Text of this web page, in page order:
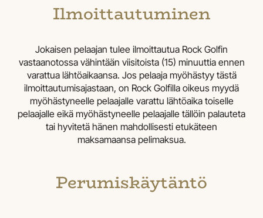
Ilmoittautuminen
Jokaisen pelaajan tulee ilmoittautua Rock Golfin
vastaanotossa vähintään viisitoista (15) minuuttia ennen
varattua lähtöaikaansa. Jos pelaaja myöhästyy tästä
ilmoittautumisajastaan, on Rock Golfilla oikeus myydä
myöhästyneelle pelaajalle varattu lähtöaika toiselle
pelaajalle eikä myöhästyneelle pelaajalle tällöin palauteta
tai hyvitetä hänen mahdollisesti etukäteen
maksamaansa pelimaksua.
Perumiskäytäntö